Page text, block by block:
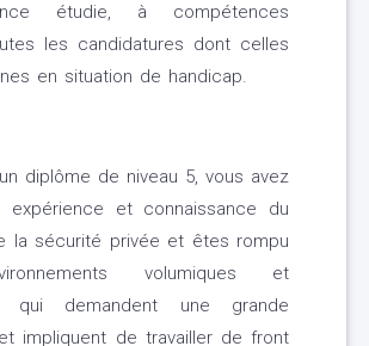
étudie, à compétences
les candidatures dont celles
en situation de handicap.
diplôme de niveau 5, vous avez
expérience et connaissance du
la sécurité privée et êtes rompu
volumiques et
qui demandent une grande
impliquent de travailler de front